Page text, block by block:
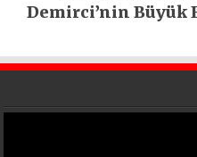
Demirci’nin Büyük